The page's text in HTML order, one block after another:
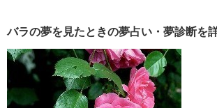
バラの夢を見たときの夢占い・夢診断を